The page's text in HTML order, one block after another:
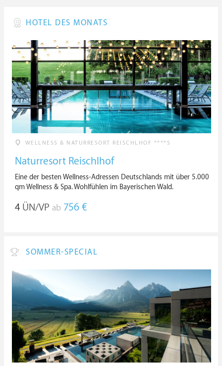
HOTEL DES MONATS
WELLNESS & NATURRESORT REISCHLHOF ****S
Naturresort Reischlhof
Eine der besten Wellness-Adressen Deutschlands mit über 5.000
qm Wellness & Spa. Wohlfühlen im Bayerischen Wald.
4 ÜN/VP ab 756 €
SOMMER-SPECIAL